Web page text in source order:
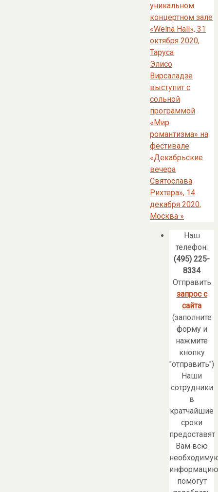
уникальном
концертном зале
«Welna Hall», 31
октября 2020,
Таруса
Элисо
Вирсаладзе
выступит с
сольной
программой
«Мир
романтизма» на
фестивале
«Декабрьские
вечера
Святослава
Рихтера», 14
декабря 2020,
Москва »
Наш
телефон:
(495) 225-
8334
Отправить
запрос с
сайта
(заполните
форму и
нажмите
кнопку
"отправить")
Наши
сотрудники
в
кратчайшие
сроки
предоставят
Вам всю
помогут